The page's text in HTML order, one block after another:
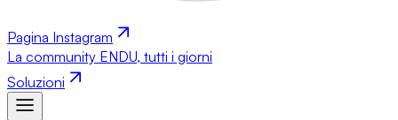
Pagina Instagram
La community ENDU, tutti i giorni
Soluzioni